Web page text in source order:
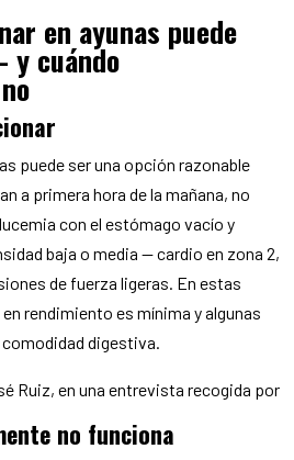
en ayunas puede
cuándo
puede ser una opción razonable
a primera hora de la mañana, no
con el estómago vacío y
baja o media — cardio en zona 2,
de fuerza ligeras. En estas
rendimiento es mínima y algunas
digestiva.
Ruiz, en una entrevista recogida por
no funciona